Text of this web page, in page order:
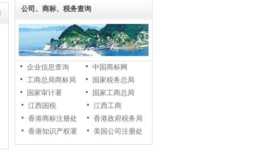
公司、商标、税务查询
企业信息查询
中国商标网
工商总局商标局
国家税务总局
国家审计署
国家工商总局
江西国税
江西工商
香港商标注册处
香港政府税务局
香港知识产权署
美国公司注册处